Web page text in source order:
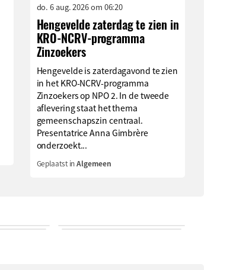
do. 6 aug. 2026 om 06:20
Hengevelde zaterdag te zien in
KRO-NCRV-programma
Zinzoekers
Hengevelde is zaterdagavond te zien
in het KRO-NCRV-programma
Zinzoekers op NPO 2. In de tweede
aflevering staat het thema
gemeenschapszin centraal.
Presentatrice Anna Gimbrère
onderzoekt...
Geplaatst inAlgemeen